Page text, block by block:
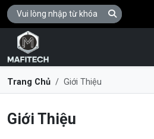
Trang Chủ Giới Thiệu
Giới Thiệu